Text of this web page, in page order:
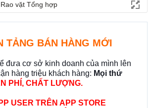
Rao vặt Tổng hợp
TẢNG BÁN HÀNG MỚI
đưa cơ sở kinh doanh của mình lên
hàng triệu khách hàng: Mọi thứ
PHÍ, CHẤT LƯỢNG.
USER TRÊN APP STORE